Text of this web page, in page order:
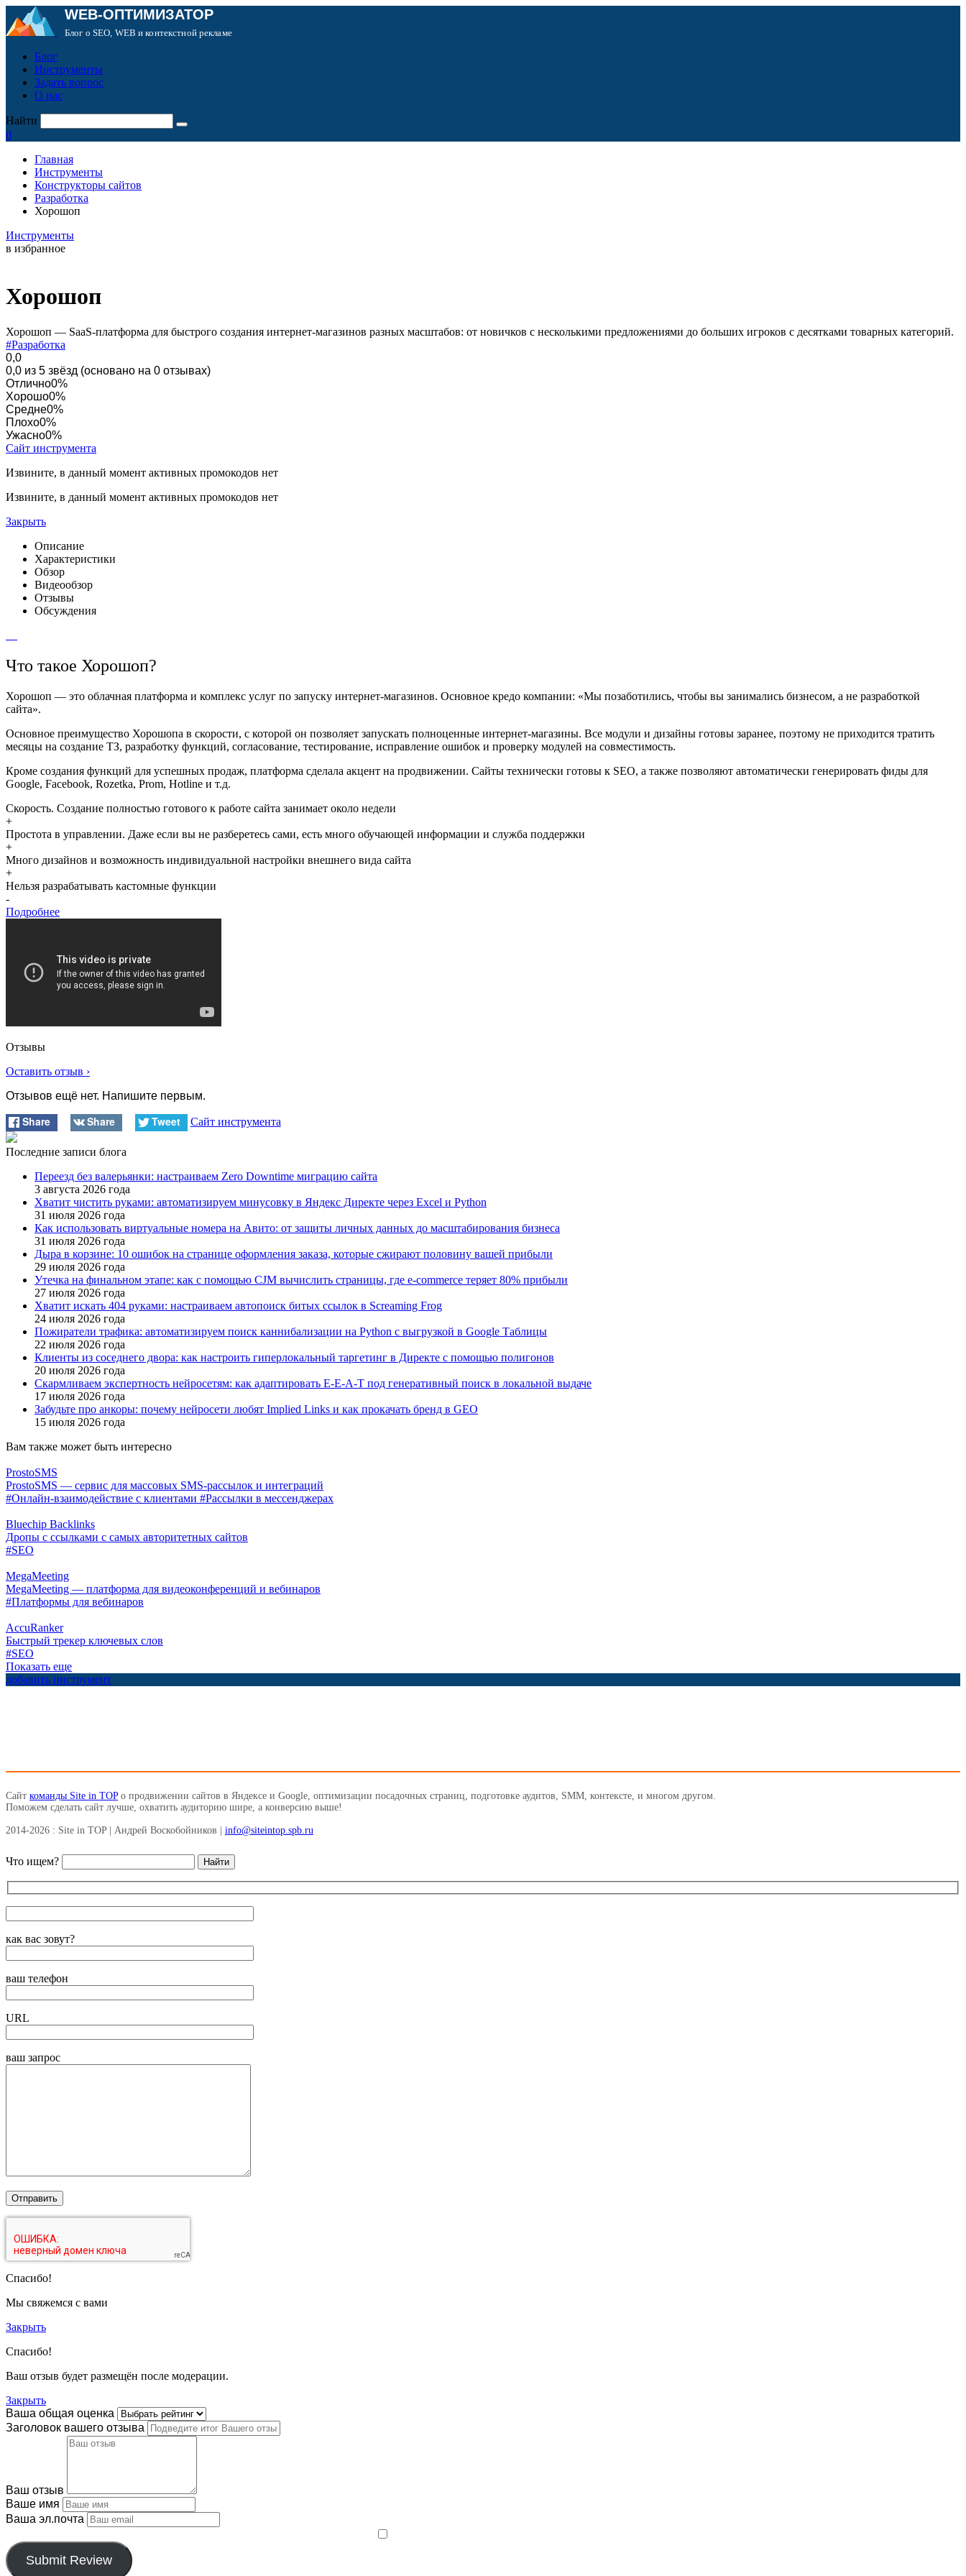
WEB-ОПТИМИЗАТОР
Блог о SEO, WEB и контекстной рекламе
Блог
Инструменты
Задать вопрос
О нас
Найти
0
Главная
Инструменты
Конструкторы сайтов
Разработка
Хорошоп
Инструменты
в избранное
Хорошоп
Хорошоп — SaaS-платформа для быстрого создания интернет-магазинов разных масштабов: от новичков с несколькими предложениями до больших игроков с десятками товарных категорий.
#Разработка
0,0
0,0 из 5 звёзд (основано на 0 отзывах)
Отлично0%
Хорошо0%
Средне0%
Плохо0%
Ужасно0%
Сайт инструмента
Извините, в данный момент активных промокодов нет
Извините, в данный момент активных промокодов нет
Закрыть
Описание
Характеристики
Обзор
Видеообзор
Отзывы
Обсуждения
Что такое Хорошоп?
Хорошоп — это облачная платформа и комплекс услуг по запуску интернет-магазинов. Основное кредо компании: «Мы позаботились, чтобы вы занимались бизнесом, а не разработкой
сайта».
Основное преимущество Хорошопа в скорости, с которой он позволяет запускать полноценные интернет-магазины. Все модули и дизайны готовы заранее, поэтому не приходится тратить
месяцы на создание ТЗ, разработку функций, согласование, тестирование, исправление ошибок и проверку модулей на совместимость.
Кроме создания функций для успешных продаж, платформа сделала акцент на продвижении. Сайты технически готовы к SEO, а также позволяют автоматически генерировать фиды для
Google, Facebook, Rozetka, Prom, Hotline и т.д.
Скорость. Создание полностью готового к работе сайта занимает около недели
+
Простота в управлении. Даже если вы не разберетесь сами, есть много обучающей информации и служба поддержки
+
Много дизайнов и возможность индивидуальной настройки внешнего вида сайта
+
Нельзя разрабатывать кастомные функции
-
Подробнее
Отзывы
Оставить отзыв ›
Отзывов ещё нет. Напишите первым.
Share Share Tweet Сайт инструмента
Последние записи блога
Переезд без валерьянки: настраиваем Zero Downtime миграцию сайта
3 августа 2026 года
Хватит чистить руками: автоматизируем минусовку в Яндекс Директе через Excel и Python
31 июля 2026 года
Как использовать виртуальные номера на Авито: от защиты личных данных до масштабирования бизнеса
31 июля 2026 года
Дыра в корзине: 10 ошибок на странице оформления заказа, которые сжирают половину вашей прибыли
29 июля 2026 года
Утечка на финальном этапе: как с помощью CJM вычислить страницы, где e-commerce теряет 80% прибыли
27 июля 2026 года
Хватит искать 404 руками: настраиваем автопоиск битых ссылок в Screaming Frog
24 июля 2026 года
Пожиратели трафика: автоматизируем поиск каннибализации на Python с выгрузкой в Google Таблицы
22 июля 2026 года
Клиенты из соседнего двора: как настроить гиперлокальный таргетинг в Директе с помощью полигонов
20 июля 2026 года
Скармливаем экспертность нейросетям: как адаптировать E-E-A-T под генеративный поиск в локальной выдаче
17 июля 2026 года
Забудьте про анкоры: почему нейросети любят Implied Links и как прокачать бренд в GEO
15 июля 2026 года
Вам также может быть интересно
ProstoSMS
ProstoSMS — сервис для массовых SMS-рассылок и интеграций
#Онлайн-взаимодействие с клиентами #Рассылки в мессенджерах
Bluechip Backlinks
Дропы с ссылками с самых авторитетных сайтов
#SEO
MegaMeeting
MegaMeeting — платформа для видеоконференций и вебинаров
#Платформы для вебинаров
AccuRanker
Быстрый трекер ключевых слов
#SEO
Показать еще
добавить инструмент
Сайт команды Site in TOPо продвижении сайтов в Яндексе и Google, оптимизации посадочных страниц, подготовке аудитов, SMM, контексте, и многом другом.
Поможем сделать сайт лучше, охватить аудиторию шире, а конверсию выше!
2014-2026 : Site in TOP | Андрей Воскобойников | info@siteintop.spb.ru
Что ищем?
как вас зовут?
ваш телефон
URL
ваш запрос
Спасибо!
Мы свяжемся с вами
Закрыть
Спасибо!
Ваш отзыв будет размещён после модерации.
Закрыть
Ваша общая оценка
Заголовок вашего отзыва
Ваш отзыв
Ваше имя
Ваша эл.почта
Submit Review